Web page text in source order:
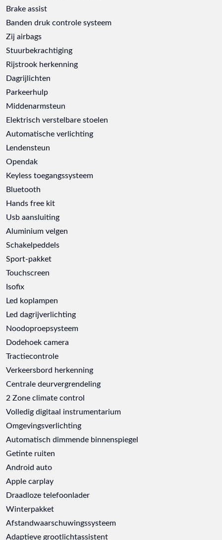
Brake assist
Banden druk controle systeem
Zij airbags
Stuurbekrachtiging
Rijstrook herkenning
Dagrijlichten
Parkeerhulp
Middenarmsteun
Elektrisch verstelbare stoelen
Automatische verlichting
Lendensteun
Opendak
Keyless toegangssysteem
Bluetooth
Hands free kit
Usb aansluiting
Aluminium velgen
Schakelpeddels
Sport-pakket
Touchscreen
Isofix
Led koplampen
Led dagrijverlichting
Noodoproepsysteem
Dodehoek camera
Tractiecontrole
Verkeersbord herkenning
Centrale deurvergrendeling
2 Zone climate control
Volledig digitaal instrumentarium
Omgevingsverlichting
Automatisch dimmende binnenspiegel
Getinte ruiten
Android auto
Apple carplay
Draadloze telefoonlader
Winterpakket
Afstandwaarschuwingssysteem
Adaptieve grootlichtassistent